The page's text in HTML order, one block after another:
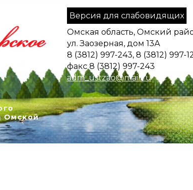
Омской
Версия для слабовидящих
Омская область, Омский
ул. Заозерная, дом 13А
8 (3812) 997-243, 8 (3812) 997-
факс 8 (3812) 997-243
adm_ustzao@mail.ru